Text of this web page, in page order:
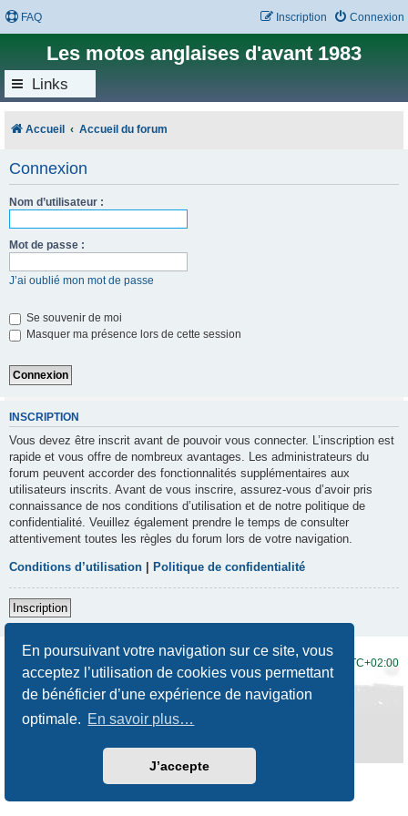
En poursuivant votre navigation sur ce site, vous
acceptez l’utilisation de cookies vous permettant
de bénéficier d’une expérience de navigation
optimale. En savoir plus…
J’accepte
FAQ Connexion
Inscription
Les motos anglaises d'avant 1983
Links
Accueil Accueil du forum
Connexion
Nom d’utilisateur :
Mot de passe :
J’ai oublié mon mot de passe
Se souvenir de moi
Masquer ma présence lors de cette session
INSCRIPTION
Vous devez être inscrit avant de pouvoir vous connecter. L’inscription est
rapide et vous offre de nombreux avantages. Les administrateurs du
forum peuvent accorder des fonctionnalités supplémentaires aux
utilisateurs inscrits. Avant de vous inscrire, assurez-vous d’avoir pris
connaissance de nos conditions d’utilisation et de notre politique de
confidentialité. Veuillez également prendre le temps de consulter
attentivement toutes les règles du forum lors de votre navigation.
Conditions d’utilisation Politique de confidentialité
Inscription
UTC+02:00
Développé par phpBB® Forum Software © phpBB Limited
Traduction française officielle
Prosilver New Edition
Confidentialité|Conditions